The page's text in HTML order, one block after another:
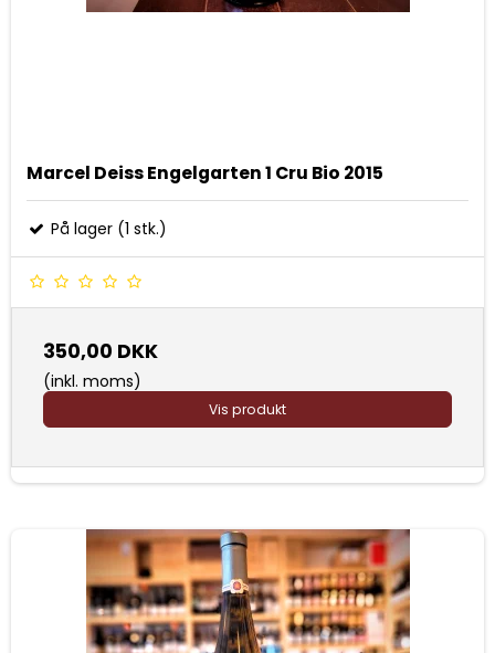
Marcel Deiss Engelgarten 1 Cru Bio 2015
På lager (1 stk.)
350,00 DKK
(inkl. moms)
Vis produkt